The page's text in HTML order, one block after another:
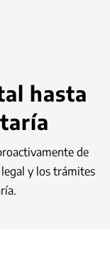
hasta
de
y los trámites